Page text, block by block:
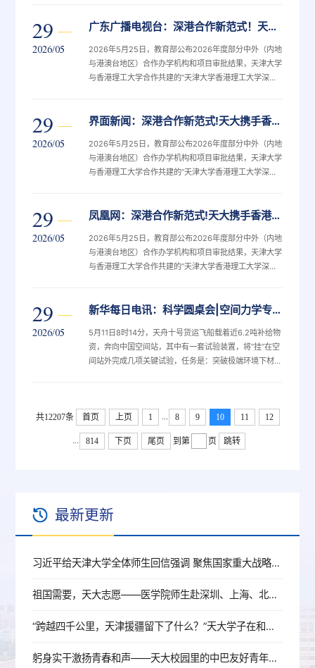
29
2026/05
广东广播电视台：深港合作新范式！天大携手香港理工共建未来技术学院
2026年5月25日，教育部公布2026年度部分中外（内地
与港澳台地区）合作办学机构和项目审批结果，天津大学
与香港理工大学合作共建的“天津大学香港理工大学深圳
29
2026/05
界面新闻：深港合作新范式!天大携手香港理工共建未来技术学院
2026年5月25日，教育部公布2026年度部分中外（内地
与港澳台地区）合作办学机构和项目审批结果，天津大学
与香港理工大学合作共建的“天津大学香港理工大学深圳
29
2026/05
凤凰网：深港合作新范式!天大携手香港理工共建未来技术学院
2026年5月25日，教育部公布2026年度部分中外（内地
与港澳台地区）合作办学机构和项目审批结果，天津大学
与香港理工大学合作共建的“天津大学香港理工大学深圳
29
2026/05
新华每日电讯：科学圆桌会|空间力学专家：天舟十号带上天的这组试验，将解决三大“太空烦恼”
5月11日8时14分，天舟十号货运飞船载着近6.2吨补给物
资，奔向中国空间站，其中有一套试验装置，将“挂”在空
间站外完成几项关键试验，任务是：突破极端环境下材料
共12207条 首页 上页 1 8 9 10 11 12
814 下页 尾页 到第 页 跳转
最新更新
习近平给天津大学全体师生回信强调 聚焦国家重大战略需求提高人才培养质量 更好服务经济社会发展
祖国需要，天大志愿——医学院师生赴深圳、上海、北京开展就业行活动
“跨越四千公里，天津援疆留下了什么？”天大学子在和田地区找到了答案
躬身实干激扬青春和声——天大校园里的中巴友好青年使者